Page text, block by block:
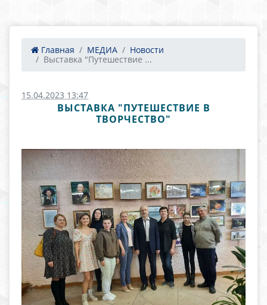
Главная МЕДИА
Новости
Выставка "Путешествие ...
15.04.2023 13:47
ВЫСТАВКА "ПУТЕШЕСТВИЕ В
ТВОРЧЕСТВО"